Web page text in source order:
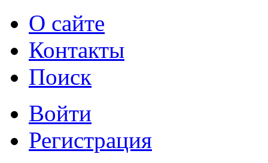
О сайте
Контакты
Поиск
Войти
Регистрация